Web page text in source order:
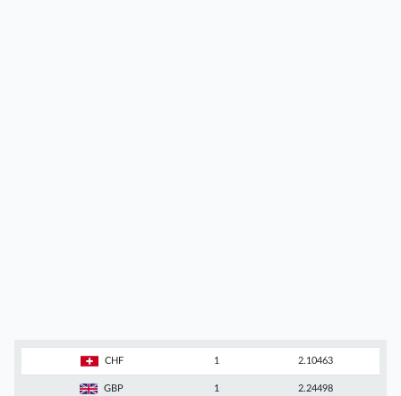
CHF 1 2.10463
GBP 1 2.24498